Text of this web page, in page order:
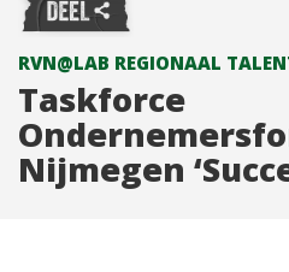
RVN@LAB REGIONAAL
Taskforce
Nijmegen